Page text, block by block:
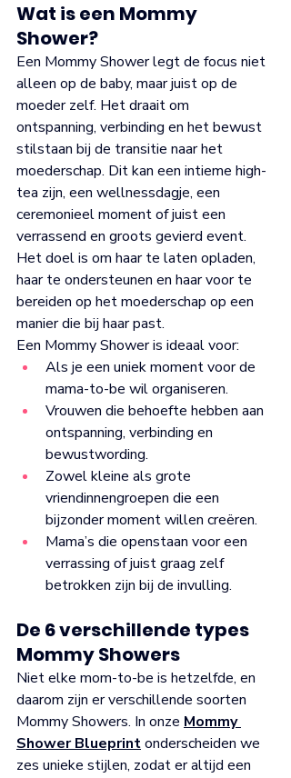
Wat is een Mommy
Shower?
Een Mommy Shower legt de focus niet
alleen op de baby, maar juist op de
moeder zelf. Het draait om
ontspanning, verbinding en het bewust
stilstaan bij de transitie naar het
moederschap. Dit kan een intieme high-
tea zijn, een wellnessdagje, een
ceremonieel moment of juist een
verrassend en groots gevierd event.
Het doel is om haar te laten opladen,
haar te ondersteunen en haar voor te
bereiden op het moederschap op een
manier die bij haar past.
Een Mommy Shower is ideaal voor:
Als je een uniek moment voor de
mama-to-be wil organiseren.
Vrouwen die behoefte hebben aan
ontspanning, verbinding en
bewustwording.
Zowel kleine als grote
vriendinnengroepen die een
bijzonder moment willen creëren.
Mama’s die openstaan voor een
verrassing of juist graag zelf
betrokken zijn bij de invulling.
De 6 verschillende types
Mommy Showers
Niet elke mom-to-be is hetzelfde, en
daarom zijn er verschillende soorten
Mommy Showers. In onze Mommy
Shower Blueprint onderscheiden we
zes unieke stijlen, zodat er altijd een